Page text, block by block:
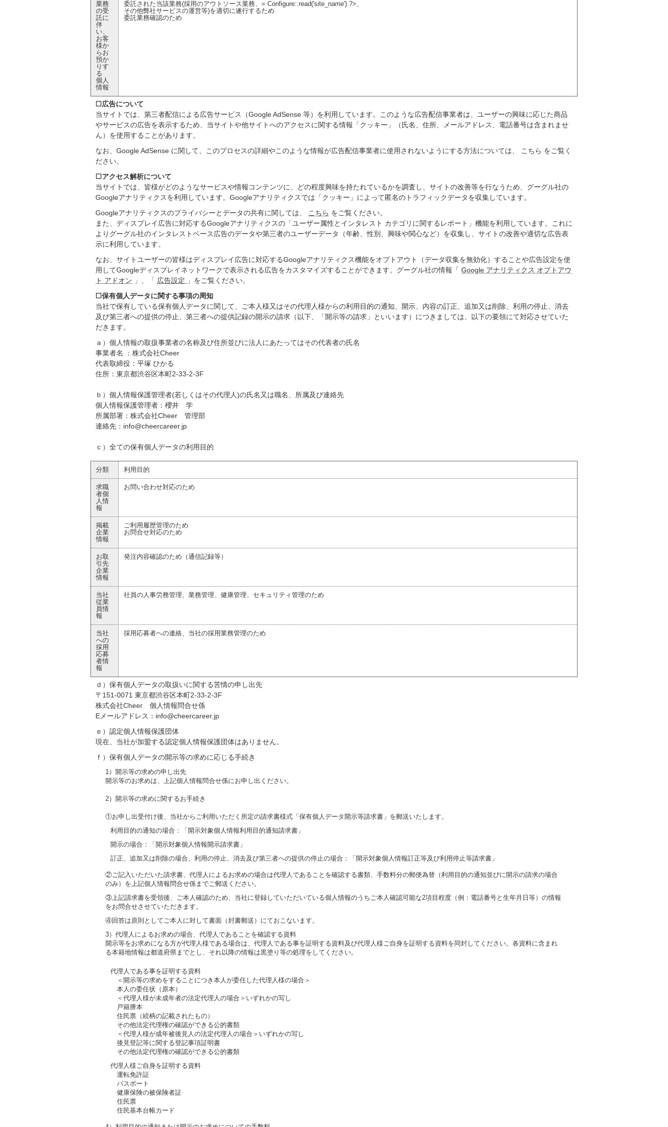
業務
の受
託に
伴
い、
お客
様か
らお
預か
りす
る
個人
情報
委託された当該業務(採用のアウトソース業務、= Configure::read('site_name') ?>、
その他弊社サービスの運営等)を適切に遂行するため
委託業務確認のため
☐広告について
当サイトでは、第三者配信による広告サービス（Google AdSense 等）を利用しています。このような広告配信事業者は、ユーザーの興味に応じた商品
やサービスの広告を表示するため、当サイトや他サイトへのアクセスに関する情報「クッキー」（氏名、住所、メールアドレス、電話番号は含まれませ
ん）を使用することがあります。
なお、Google AdSense に関して、このプロセスの詳細やこのような情報が広告配信事業者に使用されないようにする方法については、
こちら をご覧く
ださい。
☐アクセス解析について
当サイトでは、皆様がどのようなサービスや情報コンテンツに、どの程度興味を持たれているかを調査し、サイトの改善等を行なうため、グーグル社の
Googleアナリティクスを利用しています。Googleアナリティクスでは「クッキー」によって匿名のトラフィックデータを収集しています。
Googleアナリティクスのプライバシーとデータの共有に関しては、
こちら をご覧ください。
また、ディスプレイ広告に対応するGoogleアナリティクスの「ユーザー属性とインタレスト カテゴリに関するレポート」機能を利用しています。これに
よりグーグル社のインタレストベース広告のデータや第三者のユーザーデータ（年齢、性別、興味や関心など）を収集し、サイトの改善や適切な広告表
示に利用しています。
なお、サイトユーザーの皆様はディスプレイ広告に対応するGoogleアナリティクス機能をオプトアウト（データ収集を無効化）することや広告設定を使
用してGoogleディスプレイネットワークで表示される広告をカスタマイズすることができます。グーグル社の情報「 Google アナリティクス オプトアウ
ト アドオン 」、「 広告設定
」をご覧ください。
☐保有個人データに関する事項の周知
当社で保有している保有個人データに関して、ご本人様又はその代理人様からの利用目的の通知、開示、内容の訂正、追加又は削除、利用の停止、消去
及び第三者への提供の停止、第三者への提供記録の開示の請求（以下、「開示等の請求」といいます）につきましては、以下の要領にて対応させていた
だきます。
ａ）個人情報の取扱事業者の名称及び住所並びに法人にあたってはその代表者の氏名
事業者名 ：株式会社Cheer
代表取締役：平塚 ひかる
住所：東京都渋谷区本町2-33-2-3F
ｂ）個人情報保護管理者(若しくはその代理人)の氏名又は職名、所属及び連絡先
個人情報保護管理者：櫻井 学
所属部署：株式会社Cheer 管理部
連絡先：info@cheercareer.jp
ｃ）全ての保有個人データの利用目的
分類 利用目的
求職
者個
人情
報
お問い合わせ対応のため
掲載
企業
情報
ご利用履歴管理のため
お問合せ対応のため
お取
引先
企業
情報
発注内容確認のため（通信記録等）
当社
従業
員情
報
社員の人事労務管理、業務管理、健康管理、セキュリティ管理のため
当社
への
採用
応募
者情
報
採用応募者への連絡、当社の採用業務管理のため
ｄ）保有個人データの取扱いに関する苦情の申し出先
〒151-0071 東京都渋谷区本町2-33-2-3F
株式会社Cheer 個人情報問合せ係
Eメールアドレス：info@cheercareer.jp
ｅ）認定個人情報保護団体
現在、当社が加盟する認定個人情報保護団体はありません。
ｆ）保有個人データの開示等の求めに応じる手続き
1）開示等の求めの申し出先
開示等のお求めは、上記個人情報問合せ係にお申し出ください。
2）開示等の求めに関するお手続き
①お申し出受付け後、当社からご利用いただく所定の請求書様式「保有個人データ開示等請求書」を郵送いたします。
利用目的の通知の場合：「開示対象個人情報利用目的通知請求書」
開示の場合：「開示対象個人情報開示請求書」
訂正、追加又は削除の場合、利用の停止、消去及び第三者への提供の停止の場合：「開示対象個人情報訂正等及び利用停止等請求書」
②ご記入いただいた請求書、代理人によるお求めの場合は代理人であることを確認する書類、手数料分の郵便為替（利用目的の通知並びに開示の請求の場合
のみ）を上記個人情報問合せ係までご郵送ください。
③上記請求書を受領後、ご本人確認のため、当社に登録していただいている個人情報のうちご本人確認可能な2項目程度（例：電話番号と生年月日等）の情報
をお問合せさせていただきます。
④回答は原則としてご本人に対して書面（封書郵送）にておこないます。
3）代理人によるお求めの場合、代理人であることを確認する資料
開示等をお求めになる方が代理人様である場合は、代理人である事を証明する資料及び代理人様ご自身を証明する資料を同封してください。各資料に含まれ
る本籍地情報は都道府県までとし、それ以降の情報は黒塗り等の処理をしてください。
代理人である事を証明する資料
＜開示等の求めをすることにつき本人が委任した代理人様の場合＞
本人の委任状（原本）
＜代理人様が未成年者の法定代理人の場合＞いずれかの写し
戸籍謄本
住民票（続柄の記載されたもの）
その他法定代理権の確認ができる公的書類
＜代理人様が成年被後見人の法定代理人の場合＞いずれかの写し
後見登記等に関する登記事項証明書
その他法定代理権の確認ができる公的書類
代理人様ご自身を証明する資料
運転免許証
パスポート
健康保険の被保険者証
住民票
住民基本台帳カード